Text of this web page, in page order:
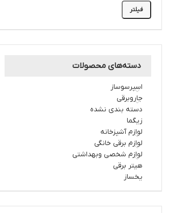
فیلتر
دسته‌های محصولات
اسپرسوساز
جاروبرقی
دسته بندی نشده
زیگما
لوازم آشپزخانه
لوازم برقی خانگی
لوازم شخصی وبهداشتی
هیتر برقی
یخساز